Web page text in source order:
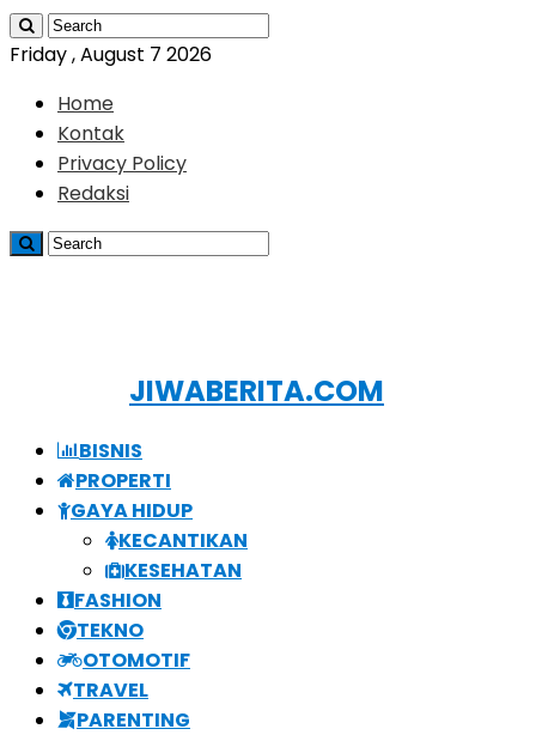
Friday , August 7 2026
Home
Kontak
Privacy Policy
Redaksi
JIWABERITA.COM
BISNIS
PROPERTI
GAYA HIDUP
KECANTIKAN
KESEHATAN
FASHION
TEKNO
OTOMOTIF
TRAVEL
PARENTING